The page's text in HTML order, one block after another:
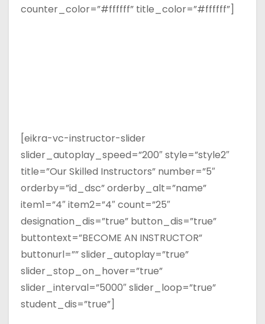
counter_color=”#ffffff” title_color=”#ffffff”]
[eikra-vc-instructor-slider
slider_autoplay_speed=”200″ style=”style2″
title=”Our Skilled Instructors” number=”5″
orderby=”id_dsc” orderby_alt=”name”
item1=”4″ item2=”4″ count=”25″
designation_dis=”true” button_dis=”true”
buttontext=”BECOME AN INSTRUCTOR”
buttonurl=”” slider_autoplay=”true”
slider_stop_on_hover=”true”
slider_interval=”5000″ slider_loop=”true”
student_dis=”true”]